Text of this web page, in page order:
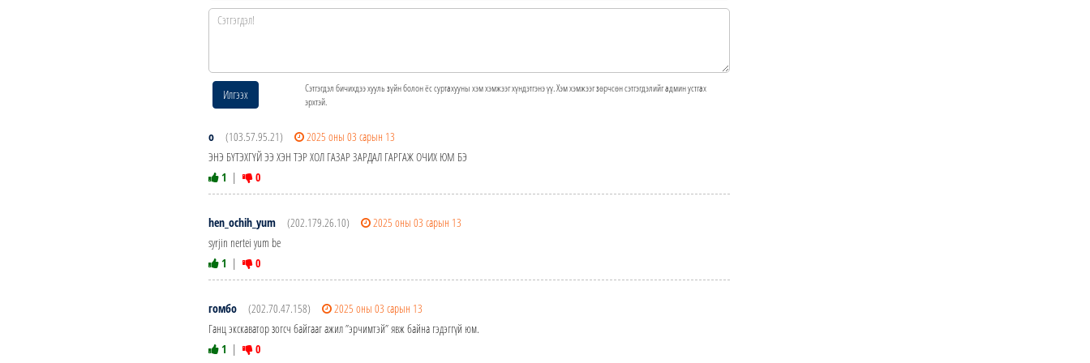
Илгээх
Сэтгэгдэл бичихдээ хууль зүйн болон ёс суртахууны хэм хэмжээг хүндэтгэнэ үү. Хэм хэмжээг зөрчсөн сэтгэгдэлийг админ устгах
эрхтэй.
о (103.57.95.21)
2025 оны 03 сарын 13
ЭНЭ БҮТЭХГҮЙ ЭЭ ХЭН ТЭР ХОЛ ГАЗАР ЗАРДАЛ ГАРГАЖ ОЧИХ ЮМ БЭ
1 | 0
hen_ochih_yum (202.179.26.10)
2025 оны 03 сарын 13
syrjin nertei yum be
1 | 0
гомбо (202.70.47.158)
2025 оны 03 сарын 13
Ганц экскаватор зогсч байгааг ажил ”эрчимтэй” явж байна гэдэггүй юм.
1 | 0